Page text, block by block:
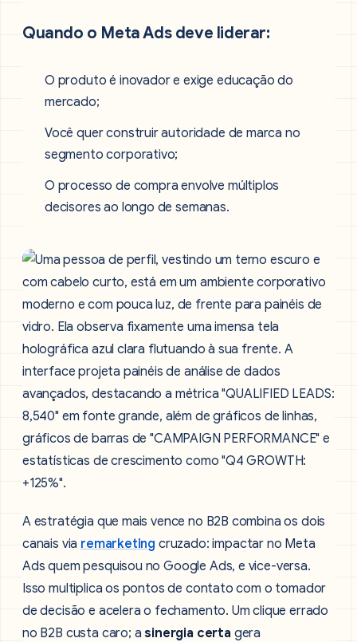
Quando o Meta Ads deve liderar:
O produto é inovador e exige educação do
mercado;
Você quer construir autoridade de marca no
segmento corporativo;
O processo de compra envolve múltiplos
decisores ao longo de semanas.
A estratégia que mais vence no B2B combina os dois
canais via remarketing cruzado: impactar no Meta
Ads quem pesquisou no Google Ads, e vice-versa.
Isso multiplica os pontos de contato com o tomador
de decisão e acelera o fechamento. Um clique errado
no B2B custa caro; asinergia certa gera